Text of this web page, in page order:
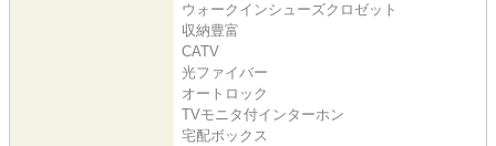
ウォークインシューズクロゼット
収納豊富
CATV
光ファイバー
オートロック
TVモニタ付インターホン
宅配ボックス